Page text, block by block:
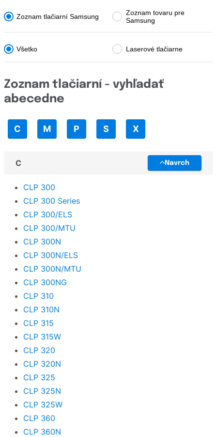
Philips
Sharp
TallyGenicom
Triumph-Adler
UPrint
Unassigned
Utax
Xerox
Zebra
Zoznam tlačiarní Samsung
Zoznam tovaru pre
Samsung
Všetko Laserové tlačiarne
Zoznam tlačiarní - vyhľadať
abecedne
C M P S X
C Navrch
CLP 300
CLP 300 Series
CLP 300/ELS
CLP 300/MTU
CLP 300N
CLP 300N/ELS
CLP 300N/MTU
CLP 300NG
CLP 310
CLP 310N
CLP 315
CLP 315W
CLP 320
CLP 320N
CLP 325
CLP 325N
CLP 325W
CLP 360
CLP 360N